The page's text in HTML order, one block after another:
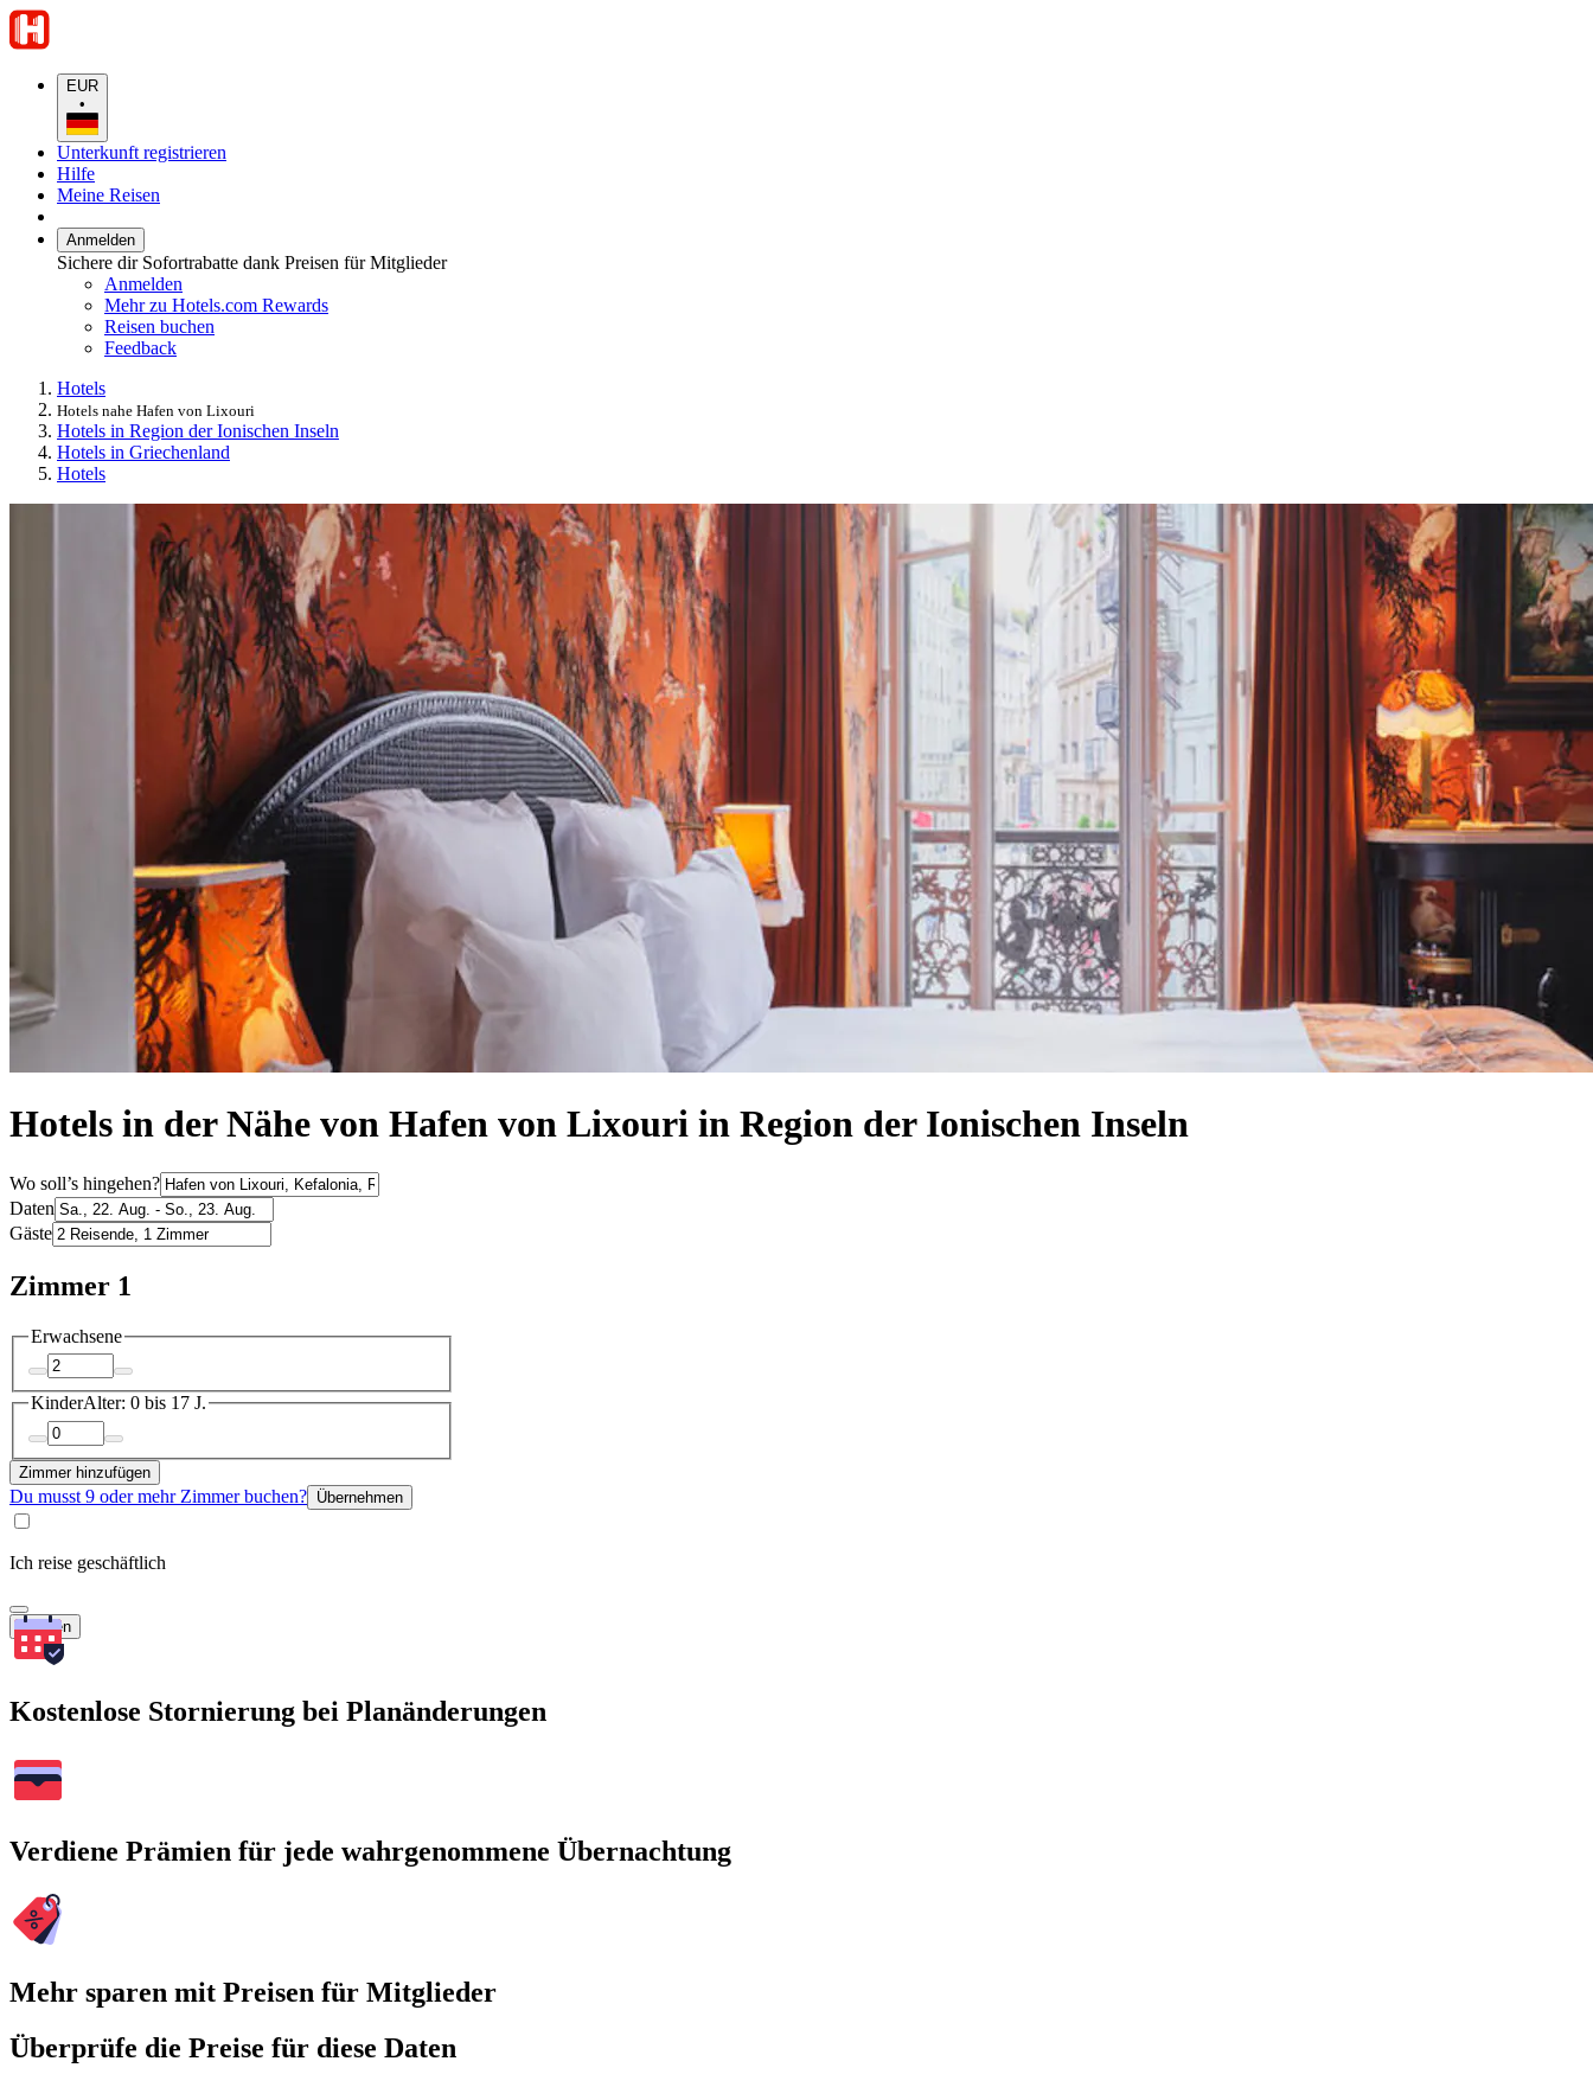
EUR
•
Unterkunft registrieren
Hilfe
Meine Reisen
Anmelden
Sichere dir Sofortrabatte dank Preisen für Mitglieder
Anmelden
Mehr zu Hotels.com Rewards
Reisen buchen
Feedback
Hotels
Hotels nahe Hafen von Lixouri
Hotels in Region der Ionischen Inseln
Hotels in Griechenland
Hotels
Hotels in der Nähe von Hafen von Lixouri in Region der Ionischen Inseln
Wo soll’s hingehen?
Daten
Gäste
Zimmer 1
Erwachsene
KinderAlter: 0 bis 17 J.
Zimmer hinzufügen
Du musst 9 oder mehr Zimmer buchen? Übernehmen
Ich reise geschäftlich
Suchen
Kostenlose Stornierung bei Planänderungen
Verdiene Prämien für jede wahrgenommene Übernachtung
Mehr sparen mit Preisen für Mitglieder
Überprüfe die Preise für diese Daten